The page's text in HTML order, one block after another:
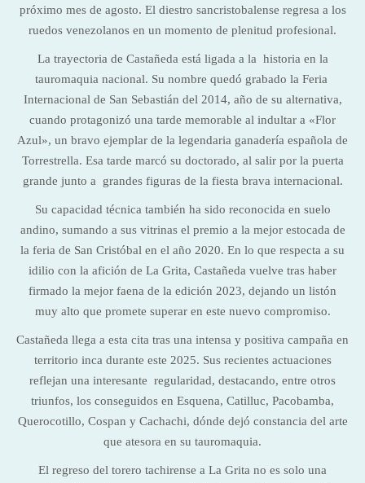
próximo mes de agosto. El diestro sancristobalense regresa a los
ruedos venezolanos en un momento de plenitud profesional.
La trayectoria de Castañeda está ligada a la historia en la
tauromaquia nacional. Su nombre quedó grabado la Feria
Internacional de San Sebastián del 2014, año de su alternativa,
cuando protagonizó una tarde memorable al indultar a «Flor
Azul», un bravo ejemplar de la legendaria ganadería española de
Torrestrella. Esa tarde marcó su doctorado, al salir por la puerta
grande junto a grandes figuras de la fiesta brava internacional.
Su capacidad técnica también ha sido reconocida en suelo
andino, sumando a sus vitrinas el premio a la mejor estocada de
la feria de San Cristóbal en el año 2020. En lo que respecta a su
idilio con la afición de La Grita, Castañeda vuelve tras haber
firmado la mejor faena de la edición 2023, dejando un listón
muy alto que promete superar en este nuevo compromiso.
Castañeda llega a esta cita tras una intensa y positiva campaña en
territorio inca durante este 2025. Sus recientes actuaciones
reflejan una interesante regularidad, destacando, entre otros
triunfos, los conseguidos en Esquena, Catilluc, Pacobamba,
Querocotillo, Cospan y Cachachi, dónde dejó constancia del arte
que atesora en su tauromaquia.
El regreso del torero tachirense a La Grita no es solo una